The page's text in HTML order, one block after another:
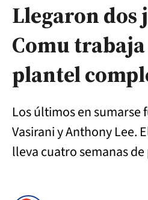
Llegaron dos
Comu
plantel
Los últimos en sumarse
Vasirani y Anthony Lee.
lleva cuatro semanas